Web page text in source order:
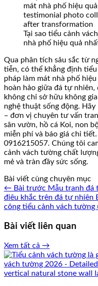
Tại sao tiểu cảnh
nhà phố hiệu quả
Qua phân tích sâu sắc từ
tiễn, có thể khẳng định
pháp làm mát nhà phố
hoàn hảo giữa đá tự nhiên,
không chỉ sở hữu không
nghệ thuật sống động.
– đơn vị chuyên tư vấn
sân vườn, hồ cá Koi, non
miễn phí và báo giá chi
0916215057. Chúng tôi
cảnh vách tường chất
mẻ và tràn đầy sức sống.
Bài viết cùng chuyên mục
← Bài trước Mẫu tranh đá
điêu khắc trên đá tự nhiên
công tiểu cảnh vách tường
Bài viết liên quan
Xem tất cả →